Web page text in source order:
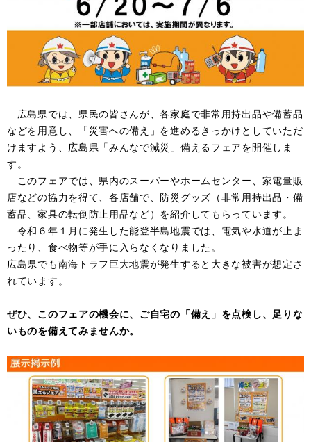
広島県では、県民の皆さんが、各家庭で非常用持出品や備蓄品
などを用意し、「災害への備え」を進めるきっかけとしていただ
けますよう、広島県「みんなで減災」備えるフェアを開催しま
す。
このフェアでは、県内のスーパーやホームセンター、家電量販
店などの協力を得て、各店舗で、防災グッズ（非常用持出品・備
蓄品、家具の転倒防止用品など）を紹介してもらっています。
令和６年１月に発生した能登半島地震では、電気や水道が止ま
ったり、食べ物等が手に入らなくなりました。
広島県でも南海トラフ巨大地震が発生すると大きな被害が想定さ
れています。
ぜひ、このフェアの機会に、ご自宅の「備え」を点検し、 足りな
いものを備えてみませんか。